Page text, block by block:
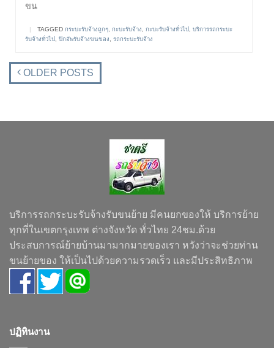
ขน
| TAGGED กระบะรับจ้างถูกๆ กะบะรับจ้าง กะบะรับจ้างทั่วไป
บริการรถกระบะ
รับจ้างทั่วไป
ปิกอัพรับจ้างขนของ รถกระบะรับจ้าง
OLDER POSTS
บริการรถกระบะรับจ้างรับขนย้าย มีคนยกของให้ บริการย้าย
ทุกที่ในเขตกรุงเทพ ต่างจังหวัด ทั่วไทย 24ชม.ด้วย
ประสบการณ์ย้ายบ้านมามากมายของเรา หวังว่าจะช่วยท่าน
ขนย้ายของ ให้เป็นไปด้วยความรวดเร็ว และมีประสิทธิภาพ
ปฏิทินงาน